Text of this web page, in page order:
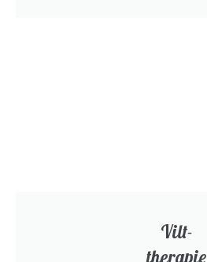
Vilt-
therapie